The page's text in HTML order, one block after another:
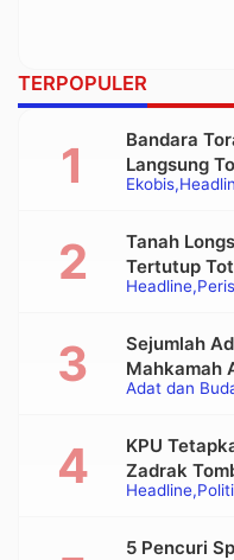
TERPOPULER
Ekobis
Bandara
Langsung
Headline
Tanah
Tertutup
Adat dan
Sejumlah
Mahkamah
Alat Berat
Headline
KPU
Zadrak
Bupati Tana
5 Pencuri